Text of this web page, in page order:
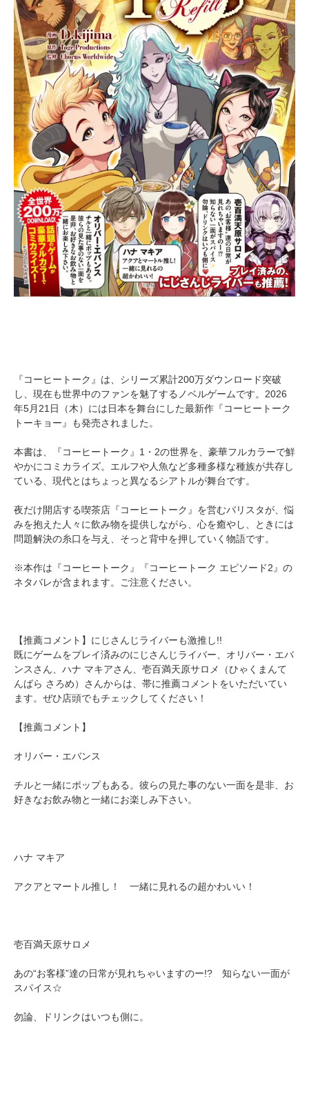
『コーヒートーク』は、シリーズ累計200万ダウンロード突破
し、現在も世界中のファンを魅了するノベルゲームです。2026
年5月21日（木）には日本を舞台にした最新作『コーヒートーク
トーキョー』も発売されました。
本書は、『コーヒートーク』1・2の世界を、豪華フルカラーで鮮
やかにコミカライズ。エルフや人魚など多種多様な種族が共存し
ている、現代とはちょっと異なるシアトルが舞台です。
夜だけ開店する喫茶店『コーヒートーク』を営むバリスタが、悩
みを抱えた人々に飲み物を提供しながら、心を癒やし、ときには
問題解決の糸口を与え、そっと背中を押していく物語です。
※本作は『コーヒートーク』『コーヒートーク エピソード2』の
ネタバレが含まれます。ご注意ください。
【推薦コメント】にじさんじライバーも激推し!!
既にゲームをプレイ済みのにじさんじライバー、オリバー・エバ
ンスさん、ハナ マキアさん、壱百満天原サロメ（ひゃくまんて
んばら さろめ）さんからは、帯に推薦コメントをいただいてい
ます。ぜひ店頭でもチェックしてください！
【推薦コメント】
オリバー・エバンス
チルと一緒にポップもある。彼らの見た事のない一面を是非、お
好きなお飲み物と一緒にお楽しみ下さい。
ハナ マキア
アクアとマートル推し！ 一緒に見れるの超かわいい！
壱百満天原サロメ
あの“お客様”達の日常が見れちゃいますのー!? 知らない一面が
スパイス☆
勿論、ドリンクはいつも側に。